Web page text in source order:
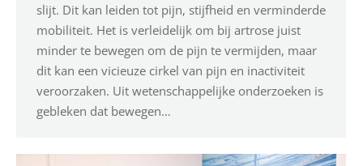
slijt. Dit kan leiden tot pijn, stijfheid en verminderde
mobiliteit. Het is verleidelijk om bij artrose juist
minder te bewegen om de pijn te vermijden, maar
dit kan een vicieuze cirkel van pijn en inactiviteit
veroorzaken. Uit wetenschappelijke onderzoeken is
gebleken dat bewegen…